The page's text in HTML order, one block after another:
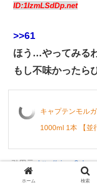
ID:1IzmLSdDp.net
>>61
ほう…やってみる
もし不味かったら
キャプテンモル
1000ml 1本 【並
引用元:http://
ホーム 検索